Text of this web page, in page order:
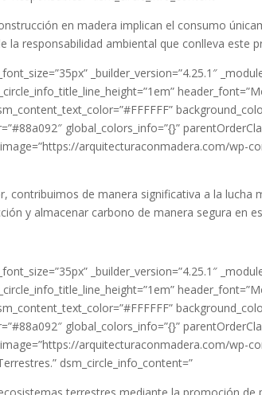
en madera implican el consumo
la responsabilidad ambiental que conlleva este
_builder_version=”4.25.1″
global_colors_info=”{}”
arquitecturaconmadera.com/wp-
contribuimos de manera significativa a la
y almacenar carbono de manera segura en
_builder_version=”4.25.1″
global_colors_info=”{}”
arquitecturaconmadera.com/wp-
dsm_circle_info_content=”
terrestres mediante la promoción